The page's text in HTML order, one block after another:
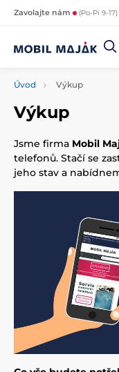
Zavolajte nám (Po-Pi 9-17)
Úvod Výkup
Výkup
Jsme firma Mobil
telefonů. Stačí se
jeho stav a